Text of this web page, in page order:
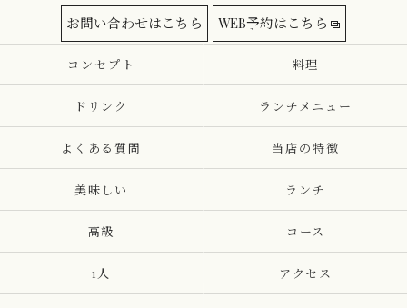
お問い合わせはこちら WEB予約はこちら
コンセプト 料理
ドリンク ランチメニュー
よくある質問 当店の特徴
美味しい ランチ
高級 コース
1人 アクセス